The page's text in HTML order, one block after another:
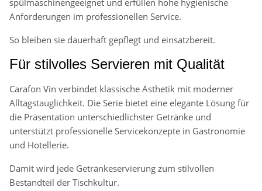
spülmaschinengeeignet und erfüllen hohe hygienische
Anforderungen im professionellen Service.
So bleiben sie dauerhaft gepflegt und einsatzbereit.
Für stilvolles Servieren mit Qualität
Carafon Vin verbindet klassische Ästhetik mit moderner
Alltagstauglichkeit. Die Serie bietet eine elegante Lösung für
die Präsentation unterschiedlichster Getränke und
unterstützt professionelle Servicekonzepte in Gastronomie
und Hotellerie.
Damit wird jede Getränkeservierung zum stilvollen
Bestandteil der Tischkultur.